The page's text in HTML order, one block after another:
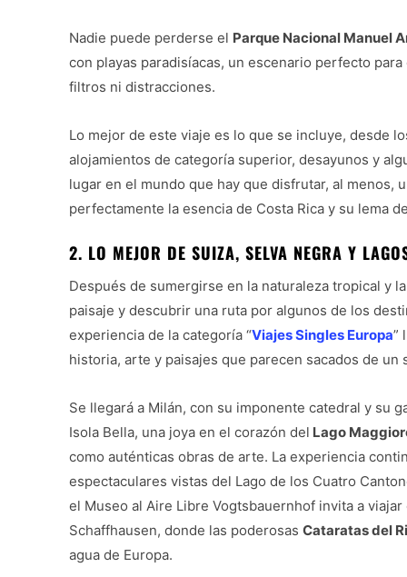
Nadie puede perderse el Parque Nacional Manuel
con playas paradisíacas, un escenario perfecto
filtros ni distracciones.
Lo mejor de este viaje es lo que se incluye, desde
alojamientos de categoría superior, desayunos y
lugar en el mundo que hay que disfrutar, al menos,
perfectamente la esencia de Costa Rica y su lema
2. LO MEJOR DE SUIZA, SELVA NEGRA Y
Después de sumergirse en la naturaleza tropical y
paisaje y descubrir una ruta por algunos de los
experiencia de la categoría “Viajes Singles Europa”
historia, arte y paisajes que parecen sacados de un
Se llegará a Milán, con su imponente catedral y su
Isola Bella, una joya en el corazón del Lago
como auténticas obras de arte. La experiencia
espectaculares vistas del Lago de los Cuatro
el Museo al Aire Libre Vogtsbauernhof invita a
Schaffhausen, donde las poderosas Cataratas del
agua de Europa.